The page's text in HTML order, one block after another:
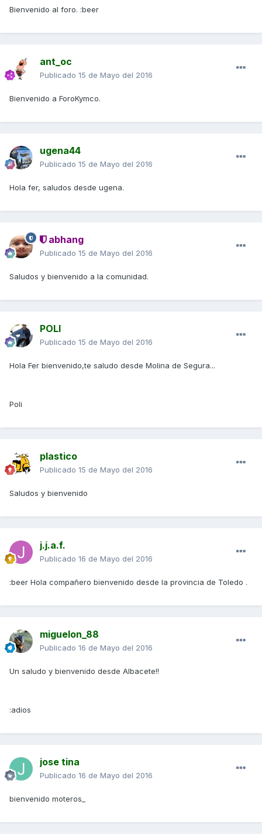
Bienvenido al foro. :beer
ant_oc
Publicado 15 de Mayo del 2016
Bienvenido a ForoKymco.
ugena44
Publicado 15 de Mayo del 2016
Hola fer, saludos desde ugena.
abhang
Publicado 15 de Mayo del 2016
Saludos y bienvenido a la comunidad.
POLI
Publicado 15 de Mayo del 2016
Hola Fer bienvenido,te saludo desde Molina de Segura...
Poli
plastico
Publicado 15 de Mayo del 2016
Saludos y bienvenido
j.j.a.f.
Publicado 16 de Mayo del 2016
:beer Hola compañero bienvenido desde la provincia de Toledo .
miguelon_88
Publicado 16 de Mayo del 2016
Un saludo y bienvenido desde Albacete!!
:adios
jose tina
Publicado 16 de Mayo del 2016
bienvenido moteros_